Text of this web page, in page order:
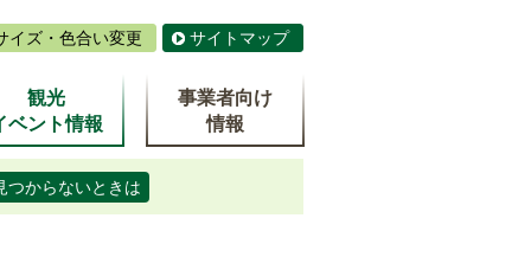
イズ・色合い変更 サイトマップ
観光
ベント情報
事業者向け
情報
つからないときは